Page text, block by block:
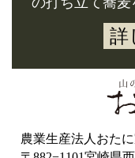
詳
農業生産法人おた